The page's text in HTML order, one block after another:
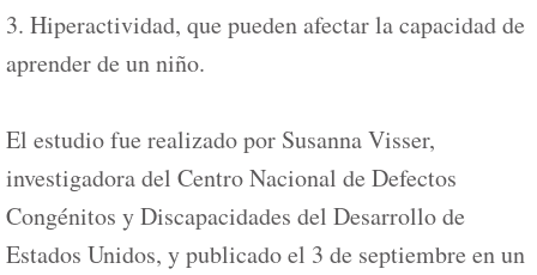
3. Hiperactividad, que pueden afectar la capacidad de
aprender de un niño.
El estudio fue realizado por Susanna Visser,
investigadora del Centro Nacional de Defectos
Congénitos y Discapacidades del Desarrollo de
Estados Unidos, y publicado el 3 de septiembre en un